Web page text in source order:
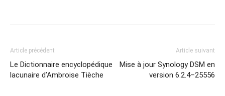
Article précédent
Le Dictionnaire encyclopédique
lacunaire d’Ambroise Tièche
Article suivant
Mise à jour Synology DSM en
version 6.2.4–25556